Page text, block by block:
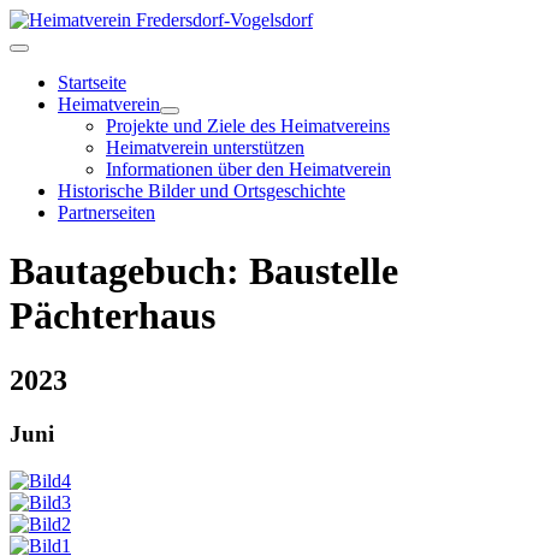
Startseite
Heimatverein
Projekte und Ziele des Heimatvereins
Heimatverein unterstützen
Informationen über den Heimatverein
Historische Bilder und Ortsgeschichte
Partnerseiten
Bautagebuch: Baustelle
Pächterhaus
2023
Juni